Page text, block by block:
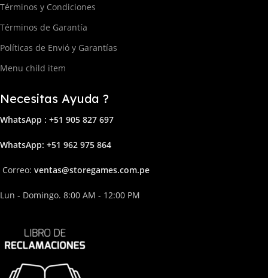
Términos y Condiciones
Términos de Garantía
Políticas de Envió y Garantías
Menu child item
Necesitas Ayuda ?
WhatsApp : +51 905 827 697
WhatsApp: +51 962 975 864
Correo: ventas@storegames.com.pe
Lun - Domingo. 8:00 AM - 12:00 PM